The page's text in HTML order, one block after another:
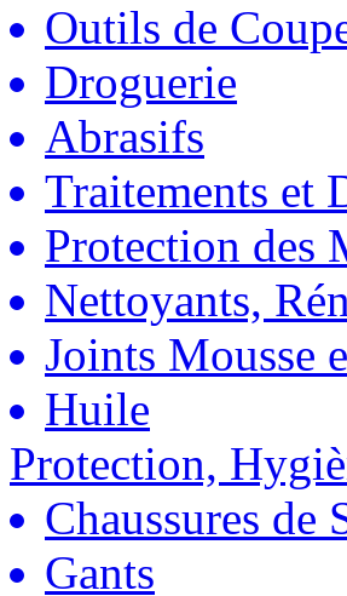
Outils de
Droguerie
Abrasifs
Traitements et
Protection des
Nettoyants,
Joints Mousse
Huile
Protection,
Chaussures de
Gants